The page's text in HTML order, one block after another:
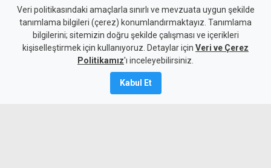
Girne-Çamlıbel yolunda iki
araç çarpıştı: 1 ölü, 3 yaralı
7 Ağustos 2026
Veri politikasındaki amaçlarla sınırlı ve mevzuata uygun şekilde
tanımlama bilgileri (çerez) konumlandırmaktayız. Tanımlama
bilgilerini; sitemizin doğru şekilde çalışması ve içerikleri
kişiselleştirmek için kullanıyoruz. Detaylar için Veri ve Çerez
Politikamız'ı inceleyebilirsiniz.
Kabul Et